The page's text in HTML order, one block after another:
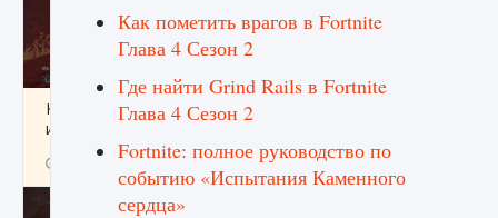
Как приручить существ джунглей Нари в
игре Creatures of Ava
9 августа 2024 1 218 0 0
Как пометить врагов в Fortnite
Глава 4 Сезон 2
Где найти Grind Rails в Fortnite
Глава 4 Сезон 2
Fortnite: полное руководство по
событию «Испытания Каменного
сердца»